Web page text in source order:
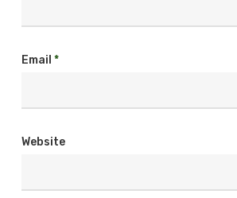
Email *
Website